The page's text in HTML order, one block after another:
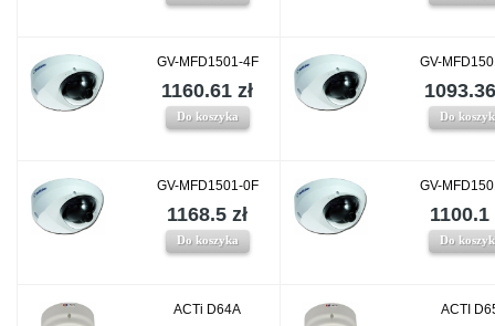
GV-MFD1501-4F
1160.61 zł
Do koszyka
GV-
Do
GV-MFD1501-0F
1168.5 zł
Do koszyka
GV-
1100.1
Do
ACTi D64A ACTI